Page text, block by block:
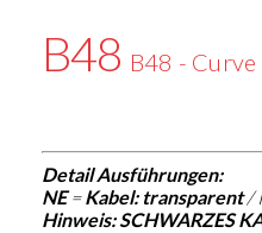
B48 B48 -
Detail Ausführungen:
NE=Kabel: transparent/
Hinweis: SCHWARZES